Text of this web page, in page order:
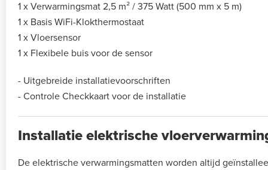
1 x Verwarmingsmat 2,5 m² / 375 Watt (500 mm x 5 m)
1 x Basis WiFi-Klokthermostaat
1 x Vloersensor
1 x Flexibele buis voor de sensor
- Uitgebreide installatievoorschriften
- Controle Checkkaart voor de installatie
Installatie elektrische
De elektrische verwarmingsmatten worden altijd